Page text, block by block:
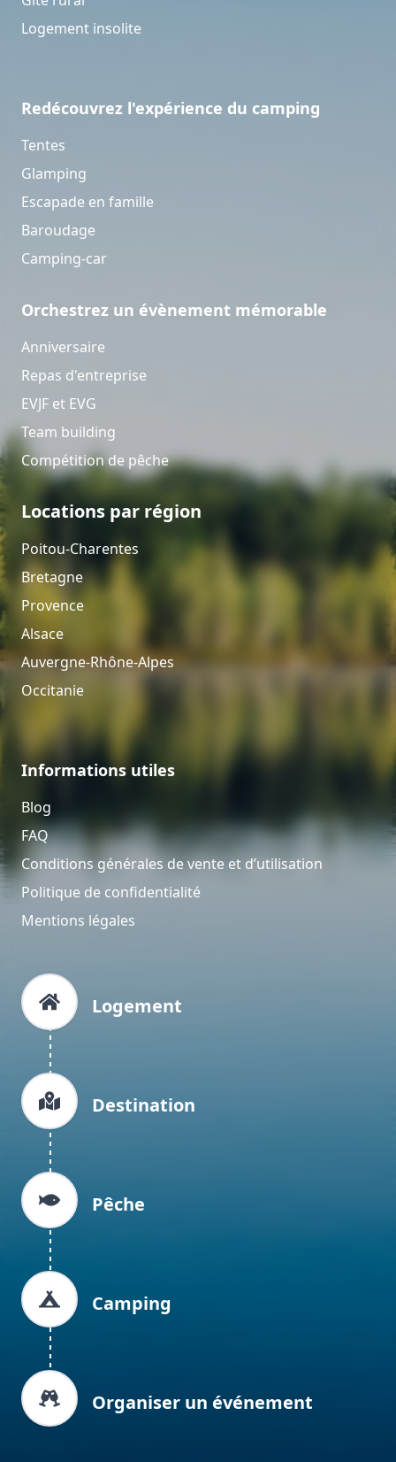
Logement insolite
Redécouvrez l'expérience du camping
Tentes
Glamping
Escapade en famille
Baroudage
Camping-car
Orchestrez un évènement mémorable
Anniversaire
Repas d'entreprise
EVJF et EVG
Team building
Compétition de pêche
Locations par région
Poitou-Charentes
Bretagne
Provence
Alsace
Auvergne-Rhône-Alpes
Occitanie
Informations utiles
Blog
FAQ
Conditions générales de vente et d’utilisation
Politique de confidentialité
Mentions légales
Logement
Destination
Pêche
Camping
Organiser un événement